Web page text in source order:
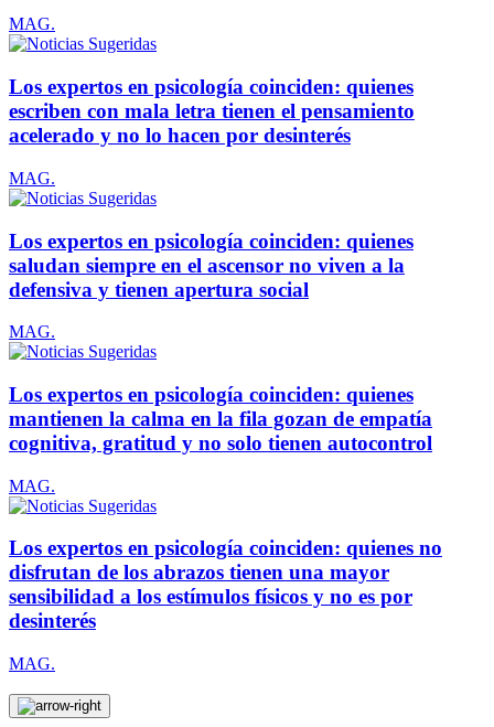
MAG.
Los expertos en psicología coinciden: quienes
escriben con mala letra tienen el pensamiento
acelerado y no lo hacen por desinterés
MAG.
Los expertos en psicología coinciden: quienes
saludan siempre en el ascensor no viven a la
defensiva y tienen apertura social
MAG.
Los expertos en psicología coinciden: quienes
mantienen la calma en la fila gozan de empatía
cognitiva, gratitud y no solo tienen autocontrol
MAG.
Los expertos en psicología coinciden: quienes no
disfrutan de los abrazos tienen una mayor
sensibilidad a los estímulos físicos y no es por
desinterés
MAG.